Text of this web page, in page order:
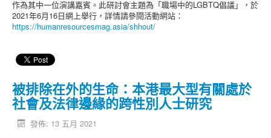
作為其中一位演講嘉賓。此研討會主題為「職場中的LGBTQ倡議」，於
2021年6月16日網上舉行，詳情請參閱活動網站：
https://humanresourcesmag.asia/shhout/
被排除在外的生命：本港最大型有關處於
社會及法律邊緣的跨性別人士研究
發佈: 13 五月 2021